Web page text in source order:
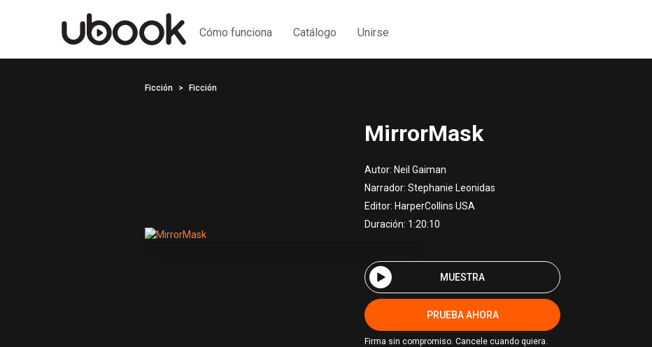
Cómo funciona Catálogo Unirse
Ficción Ficción
MirrorMask
Autor: Neil Gaiman
Narrador: Stephanie Leonidas
Editor: HarperCollins USA
Duración: 1:20:10
MUESTRA
PRUEBA AHORA
Firma sin compromiso. Cancele cuando quiera.